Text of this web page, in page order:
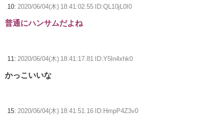
10: 2020/06/04(木) 18:41:02.55 ID:QL10jL0I0
普通にハンサムだよね
11: 2020/06/04(木) 18:41:17.81 ID:Y5ln4xhk0
かっこいいな
15: 2020/06/04(木) 18:41:51.16 ID:HmpP4Z3v0